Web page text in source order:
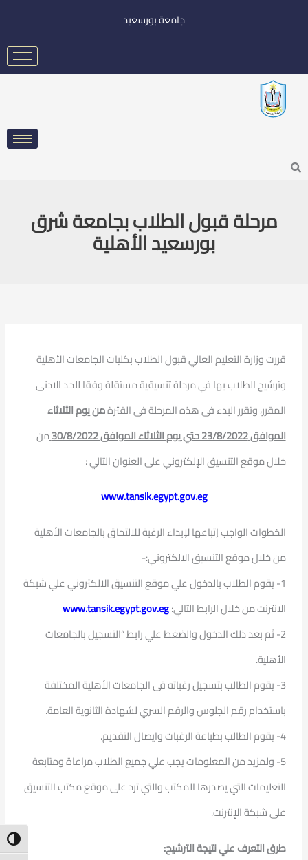
جامعة بورسعيد
Search
مرحلة قبول الطلاب بجامعة شرق
بورسعيد الأهلية
قررت وزارة التعليم العالي قبول الطلاب بكليات الجامعات الأهلية
وترشيح الطلاب بها في مرحلة تنسيقية مستقلة وفقا للحد الادنى
المقرر، وتقرر البدء فى هذه المرحلة فى الفترةمن يوم الثلاثاء
الموافق 23/8/2022 حتي يوم الثلاثاء الموافق 30/8/2022
من
خلال موقع التنسيق الإلكتروني على العنوان التالي :
www.tansik.egypt.gov.eg
الخطوات الواجب إتباعها لإبداء الرغبة للالتحاق بالجامعات الأهلية
من خلال موقع التنسيق الالكتروني:-
1- يقوم الطلاب بالدخول علي موقع التنسيق الالكتروني علي شبكة
الانترنت من خلال الرابط التالي:www.tansik.egypt.gov.eg
2- ثم بعد ذلك الدخول والضغط علي رابط “التسجيل بالجامعات
الأهلية.
3- يقوم الطالب بتسجيل رغباته فى الجامعات الأهلية المختلفة
باستخدام رقم الجلوس والرقم السري لشهادة الثانوية العامة.
4- يقوم الطالب بطباعة الرغبات وايصال التقديم.
5- ولمزيد من المعلومات يجب علي جميع الطلاب مراعاة ومتابعة
التعليمات التي يصدرها المكتب والتي ترد على موقع مكتب التنسيق
على شبكة الإنترنت.
طرق التعرف علي نتيجة الترشيح: